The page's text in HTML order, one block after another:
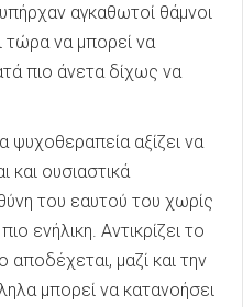
αγκαθωτοί θάμνοι
τώρα να μπορεί να
πιο άνετα δίχως να
ψυχοθεραπεία αξίζει να
και ουσιαστικά
του εαυτού του χωρίς
ενήλικη. Αντικρίζει το
μαζί και την
μπορεί να κατανοήσει